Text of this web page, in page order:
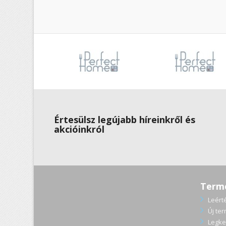
Értesülsz legújabb híreinkről és
akcióinkról
Új